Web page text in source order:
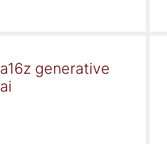
a16z generative
ai